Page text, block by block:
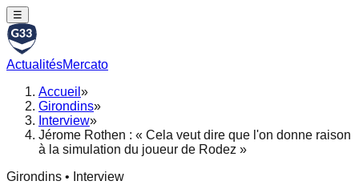
☰
ActualitésMercato
Accueil »
Girondins»
Interview»
Jérome Rothen : « Cela veut dire que l'on donne raison
à la simulation du joueur de Rodez »
Girondins • Interview